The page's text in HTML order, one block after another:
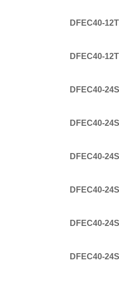
DFEC40-
DFEC40-
DFEC40-
DFEC40-
DFEC40-
DFEC40-
DFEC40-
DFEC40-